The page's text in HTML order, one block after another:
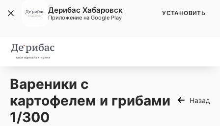
Вареники с
картофелем и грибами
1/300
Назад
Дерибас Хабаровск
Приложение на Google Play
УСТАНОВИТЬ